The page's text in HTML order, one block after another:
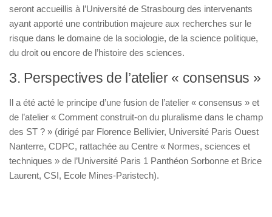
seront accueillis à l’Université de Strasbourg des intervenants
ayant apporté une contribution majeure aux recherches sur le
risque dans le domaine de la sociologie, de la science politique,
du droit ou encore de l’histoire des sciences.
3. Perspectives de l’atelier « consensus »
Il a été acté le principe d’une fusion de l’atelier « consensus » et
de l’atelier « Comment construit-on du pluralisme dans le champ
des ST ? » (dirigé par Florence Bellivier, Université Paris Ouest
Nanterre, CDPC, rattachée au Centre « Normes, sciences et
techniques » de l’Université Paris 1 Panthéon Sorbonne et Brice
Laurent, CSI, Ecole Mines-Paristech).